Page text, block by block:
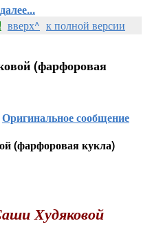
вверх^ к полной версии
(фарфоровая
Оригинальное сообщение
(фарфоровая кукла)
Худяковой